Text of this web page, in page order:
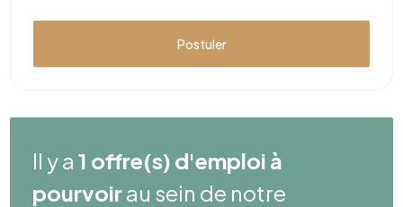
Postuler
Il y a1 offre(s) d'emploi à
pourvoirau sein de notre